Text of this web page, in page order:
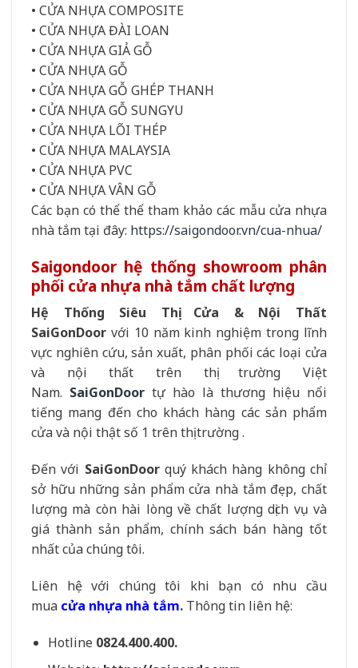
• CỬA NHỰA COMPOSITE
• CỬA NHỰA ĐÀI LOAN
• CỬA NHỰA GIẢ GỖ
• CỬA NHỰA GỖ
• CỬA NHỰA GỖ GHÉP THANH
• CỬA NHỰA GỖ SUNGYU
• CỬA NHỰA LÕI THÉP
• CỬA NHỰA MALAYSIA
• CỬA NHỰA PVC
• CỬA NHỰA VÂN GỖ
Các bạn có thể thể tham khảo các mẫu cửa nhựa
nhà tắm tại đây: https://saigondoor.vn/cua-nhua/
Saigondoor hệ thống showroom phân
phối cửa nhựa nhà tắm chất lượng
Hệ Thống Siêu Thị Cửa & Nội Thất
SaiGonDoor với 10 năm kinh nghiệm trong lĩnh
vực nghiên cứu, sản xuất, phân phối các loại cửa
và nội thất trên thị trường Việt
Nam. SaiGonDoor tự hào là thương hiệu nổi
tiếng mang đến cho khách hàng các sản phẩm
cửa và nội thật số 1 trên thị trường .
Đến với SaiGonDoorquý khách hàng không chỉ
sở hữu những sản phẩm cửa nhà tắm đẹp, chất
lượng mà còn hài lòng về chất lượng dịch vụ và
giá thành sản phẩm, chính sách bán hàng tốt
nhất của chúng tôi.
Liên hệ với chúng tôi khi bạn có nhu cầu
mua cửa nhựa nhà tắm. Thông tin liên hệ:
Hotline 0824.400.400.